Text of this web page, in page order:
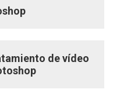
de vídeo